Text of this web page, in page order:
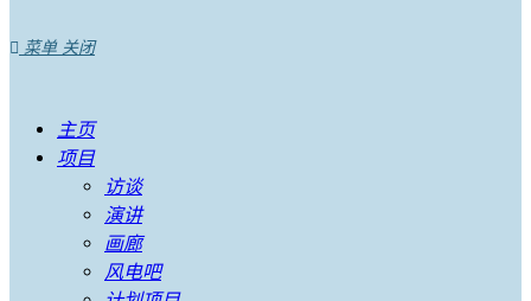
菜单 关闭
主页
项目
访谈
演讲
画廊
风电吧